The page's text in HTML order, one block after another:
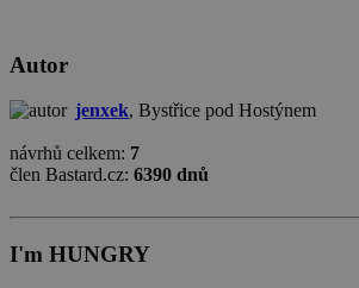
Autor
jenxek, Bystřice pod Hostýnem
návrhů celkem: 7
člen Bastard.cz: 6390 dnů
I'm HUNGRY